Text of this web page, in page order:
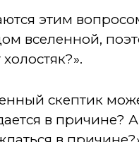
этим
вселенной,
скептик
в причине?